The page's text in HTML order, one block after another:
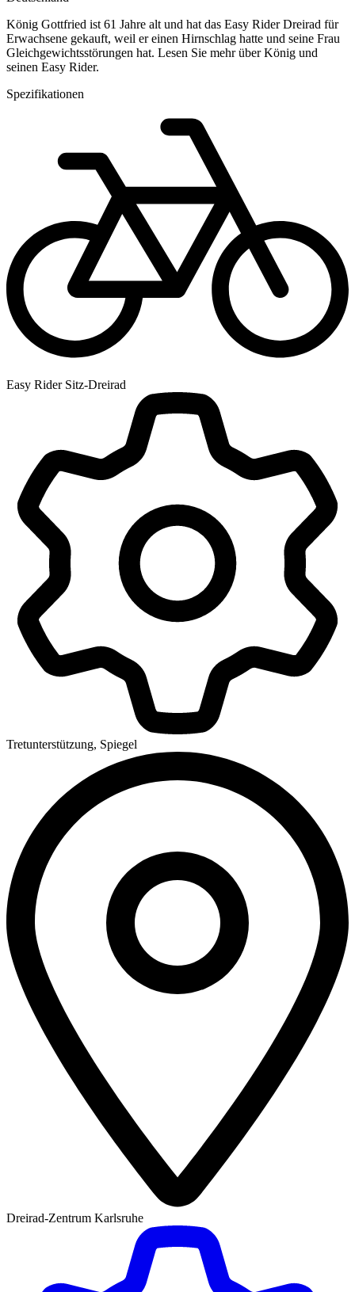
König Gottfried ist 61 Jahre alt und hat das Easy Rider Dreirad für
Erwachsene gekauft, weil er einen Hirnschlag hatte und seine Frau
Gleichgewichtsstörungen hat. Lesen Sie mehr über König und
seinen Easy Rider.
Spezifikationen
Easy Rider Sitz-Dreirad
Tretunterstützung, Spiegel
Dreirad-Zentrum Karlsruhe